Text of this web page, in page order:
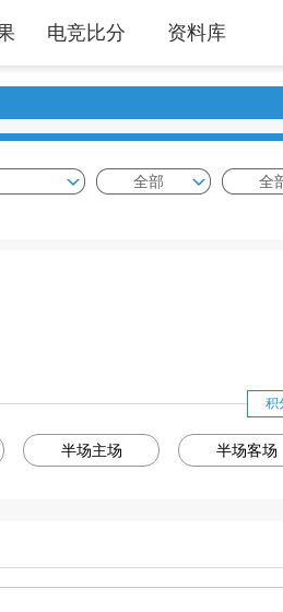
电竞比分 资料库
全部 全
积
半场主场 半场客场